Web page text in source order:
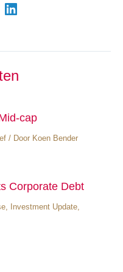
cap
/ Door Koen Bender
Corporate Debt
, Investment Update,